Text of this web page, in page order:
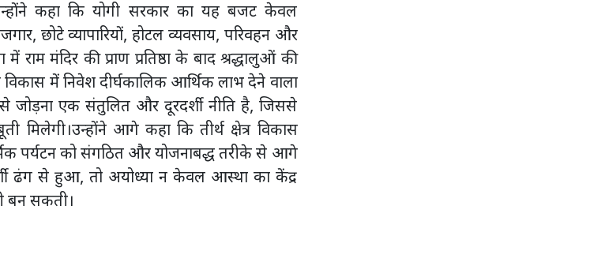
कहा कि योगी सरकार का यह बजट केवल
छोटे व्यापारियों, होटल व्यवसाय, परिवहन और
मंदिर की प्राण प्रतिष्ठा के बाद श्रद्धालुओं की
में निवेश दीर्घकालिक आर्थिक लाभ देने वाला
से जोड़ना एक संतुलित और दूरदर्शी नीति है, जिससे
मिलेगी।उन्होंने आगे कहा कि तीर्थ क्षेत्र विकास
पर्यटन को संगठित और योजनाबद्ध तरीके से आगे
ढंग से हुआ, तो अयोध्या न केवल आस्था का केंद्र
बन सकती।